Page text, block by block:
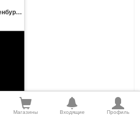
Предложения недели (Оренбургская область)
Магазины Входящие Профиль